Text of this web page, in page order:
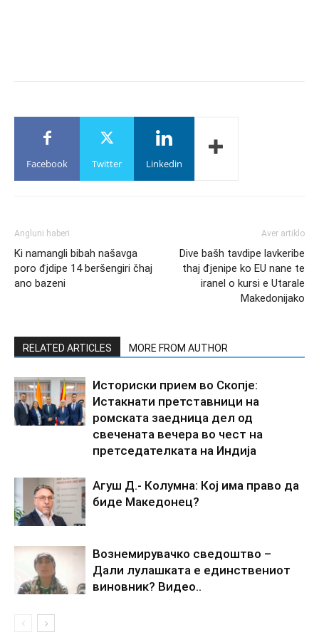
Facebook Twitter Linkedin
Angluni haberi
Ki namangli bibah našavga
poro đjdipe 14 beršengiri čhaj
ano bazeni
Aver artiklo
Dive bašh tavdipe lavkeribe
thaj đjenipe ko EU nane te
iranel o kursi e Utarale
Makedonijako
RELATED ARTICLES MORE FROM AUTHOR
Историски прием во Скопје:
Истакнати претставници на
ромската заедница дел од
свечената вечера во чест на
претседателката на Индија
Агуш Д.- Колумна: Кој има право да
биде Македонец?
Вознемирувачко сведоштво –
Дали лулашката е единствениот
виновник? Видео..